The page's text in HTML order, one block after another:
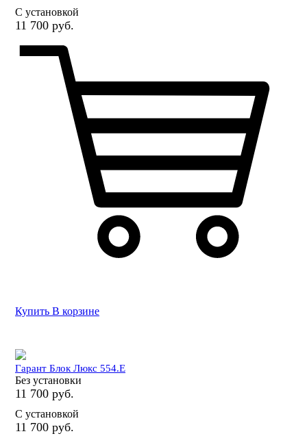
С установкой
11 700 руб.
Купить В корзине
Гарант Блок Люкс 554.E
Без установки
11 700 руб.
С установкой
11 700 руб.